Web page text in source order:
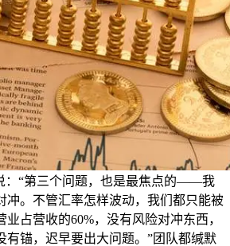
：“第三个问题，也是最焦点的——我
冲。不管汇率怎样波动，我们都只能被
占营收的60%，没有风险对冲东西，
有锚，迟早要出大问题。”团队都缄默